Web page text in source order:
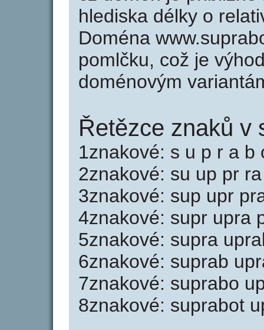
hlediska délky o
Doména
pomlčku, což je
doménovým
Řetězce znaků v
1znakové: s u p r a b
2znakové: su up pr
3znakové: sup upr
4znakové: supr upra
5znakové: supra
6znakové: suprab
7znakové: suprabo
8znakové: suprabot